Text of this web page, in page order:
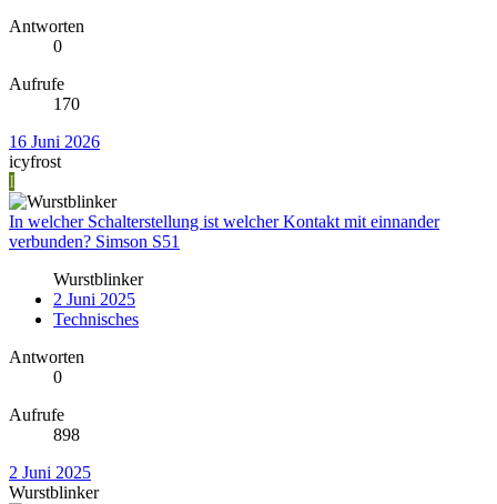
Antworten
0
Aufrufe
170
16 Juni 2026
icyfrost
I
In welcher Schalterstellung ist welcher Kontakt mit einnander
verbunden? Simson S51
Wurstblinker
2 Juni 2025
Technisches
Antworten
0
Aufrufe
898
2 Juni 2025
Wurstblinker